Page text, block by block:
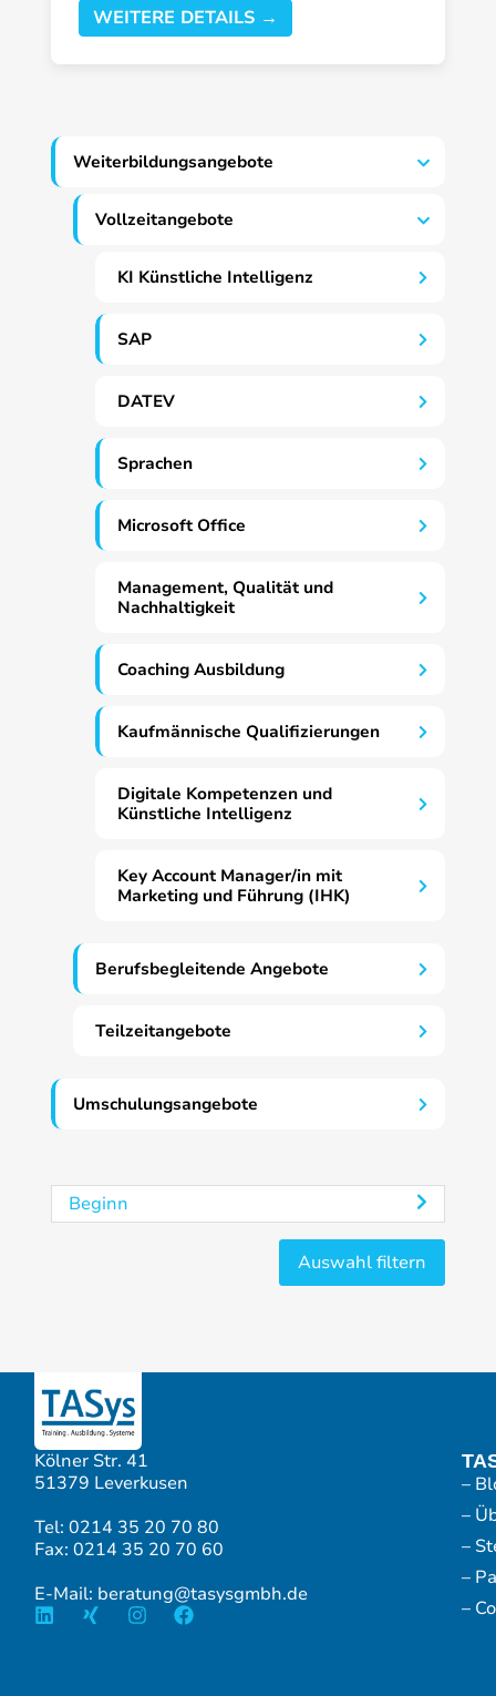
WEITERE DETAILS →
Weiterbildungsangebote
Vollzeitangebote
KI Künstliche Intelligenz
SAP
DATEV
Sprachen
Microsoft Office
Management, Qualität und
Nachhaltigkeit
Coaching Ausbildung
Kaufmännische Qualifizierungen
Digitale Kompetenzen und
Künstliche Intelligenz
Key Account Manager/in mit
Marketing und Führung (IHK)
Berufsbegleitende Angebote
Teilzeitangebote
Umschulungsangebote
Beginn
Kölner Str. 41
51379 Leverkusen
Tel: 0214 35 20 70 80
Fax: 0214 35 20 70 60
E-Mail: beratung@tasysgmbh.de
–
–
–
–
–